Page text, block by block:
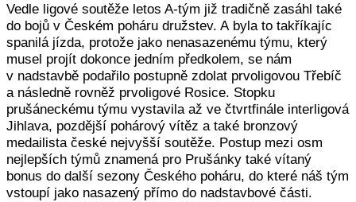
Vedle ligové soutěže letos A-tým již tradičně zasáhl také
do bojů v Českém poháru družstev. A byla to takříkajíc
spanilá jízda, protože jako nenasazenému týmu, který
musel projít dokonce jedním předkolem, se nám
v nadstavbě podařilo postupně zdolat prvoligovou Třebíč
a následně rovněž prvoligové Rosice. Stopku
prušáneckému týmu vystavila až ve čtvrtfinále interligová
Jihlava, pozdější pohárový vítěz a také bronzový
medailista české nejvyšší soutěže. Postup mezi osm
nejlepších týmů znamená pro Prušánky také vítaný
bonus do další sezony Českého poháru, do které náš tým
vstoupí jako nasazený přímo do nadstavbové části.